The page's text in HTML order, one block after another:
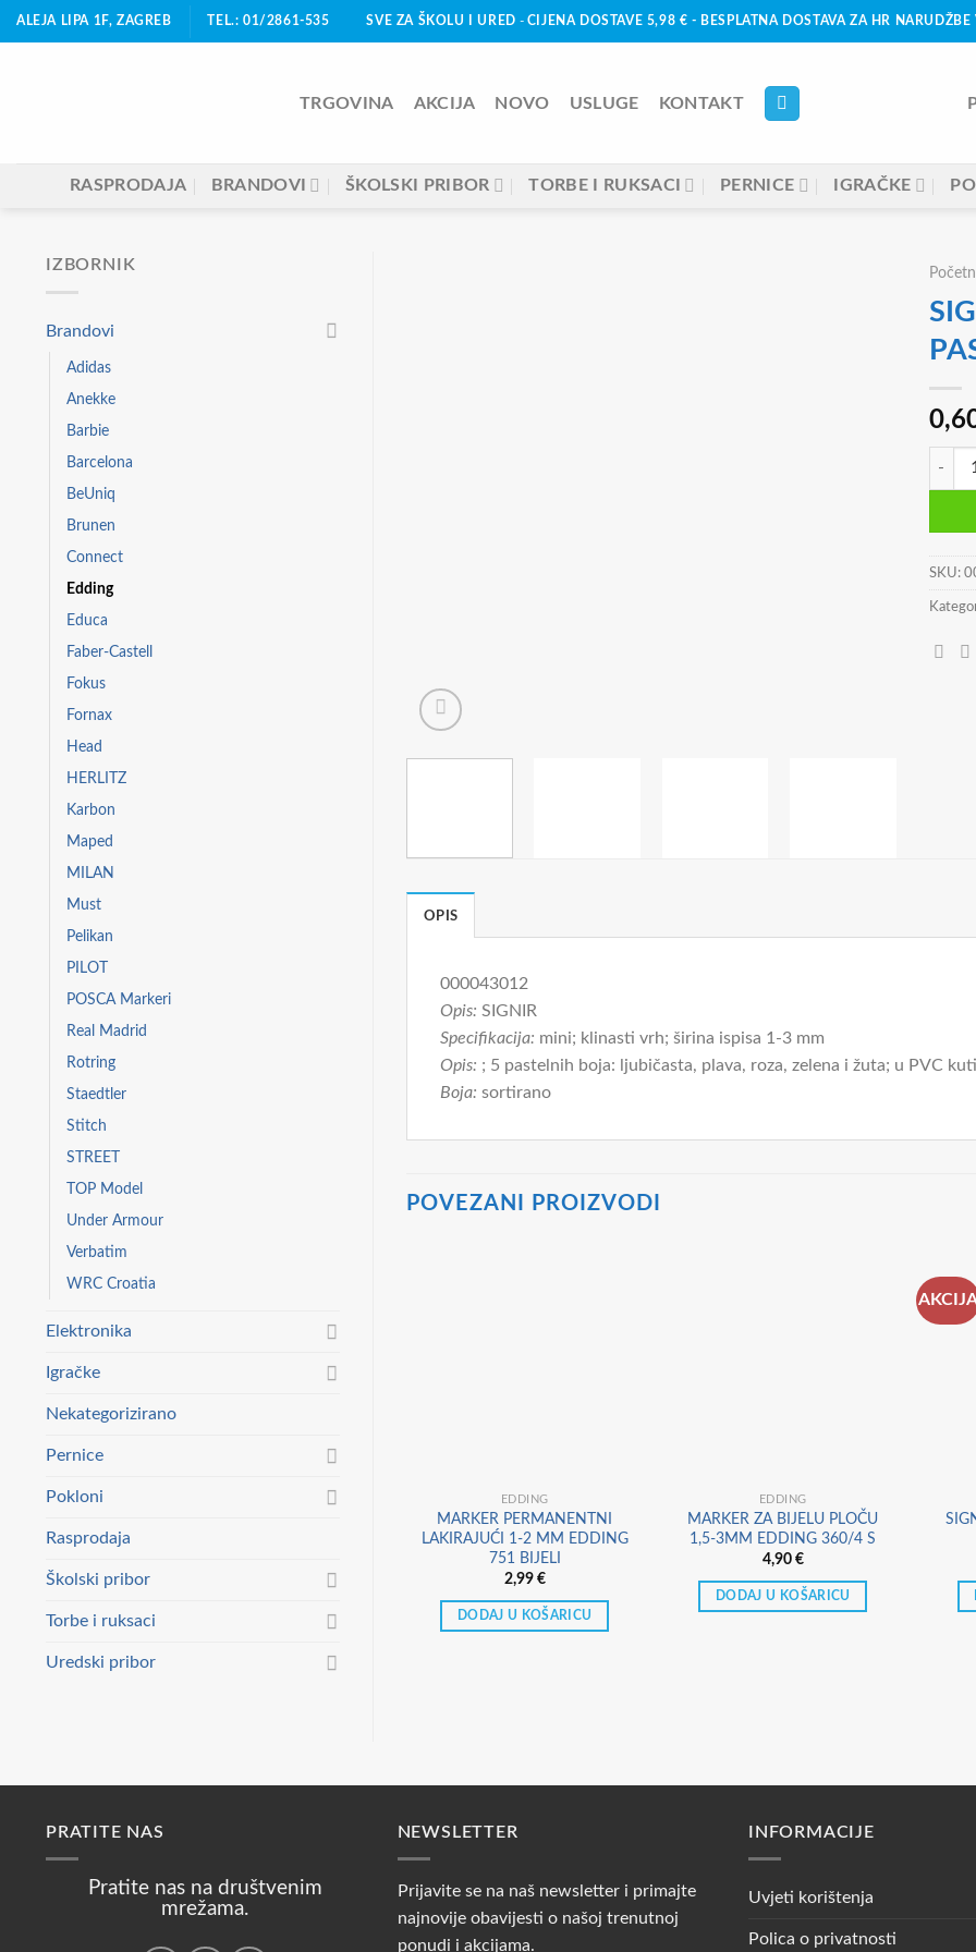
Skip
to
ALEJA LIPA 1F, ZAGREB TEL.: 01/2861-535 SVE ZA ŠKOLU I URED - CIJENA DOSTAVE 5,98 € - BESPLATNA DOSTAVA ZA HR
TRGOVINA AKCIJA NOVO USLUGE KONTAKT
RASPRODAJA BRANDOVI ŠKOLSKI PRIBOR TORBE I RUKSACI PERNICE IGRAČKE
IZBORNIK
Brandovi
Adidas
Anekke
Barbie
Barcelona
BeUniq
Brunen
Connect
Edding
Educa
Faber-Castell
Fokus
Fornax
Head
HERLITZ
Karbon
Maped
MILAN
Must
Pelikan
PILOT
POSCA Markeri
Real Madrid
Rotring
Staedtler
Stitch
STREET
TOP Model
Under Armour
Verbatim
WRC Croatia
Elektronika
Igračke
Nekategorizirano
Pernice
Pokloni
Rasprodaja
Školski pribor
Torbe i ruksaci
Uredski pribor
SKU:
OPIS
000043012
Opis: SIGNIR
Specifikacija: mini; klinasti vrh; širina ispisa 1-3 mm
Opis: ; 5 pastelnih boja: ljubičasta, plava, roza, zelena i žuta; u PVC
Boja: sortirano
POVEZANI PROIZVODI
EDDING
MARKER PERMANENTNI
LAKIRAJUĆI 1-2 MM EDDING
751 BIJELI
2,99 €
DODAJ U KOŠARICU
EDDING
MARKER ZA BIJELU PLOČU
1,5-3MM EDDING 360/4 S
4,90 €
DODAJ U KOŠARICU
PRATITE NAS
Pratite nas na društvenim
mrežama.
NEWSLETTER
Prijavite se na naš newsletter i primajte
najnovije obavijesti o našoj trenutnoj
ponudi i akcijama.
INFORMACIJE
Uvjeti korištenja
Polica o privatnosti